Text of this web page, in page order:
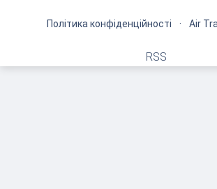
Політика конфіденційності · Air
RSS